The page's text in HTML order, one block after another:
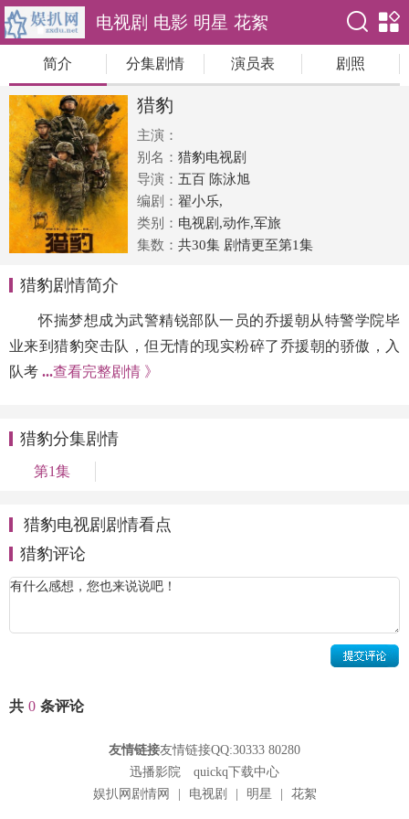
电视剧 电影 明星 花絮
简介 分集剧情 演员表 剧照
猎豹
主演：
别名： 猎豹电视剧
导演： 五百 陈泳旭
编剧： 翟小乐,
类别： 电视剧,动作,军旅
集数： 共30集 剧情更至第1集
猎豹剧情简介
怀揣梦想成为武警精锐部队一员的乔援朝从特警学院毕
业来到猎豹突击队，但无情的现实粉碎了乔援朝的骄傲，入
队考 ...查看完整剧情 》
猎豹分集剧情
第1集
猎豹电视剧剧情看点
猎豹评论
共 0 条评论
友情链接友情链接QQ:30333 80280
迅播影院
quickq下载中心
娱扒网剧情网
电视剧 明星 花絮